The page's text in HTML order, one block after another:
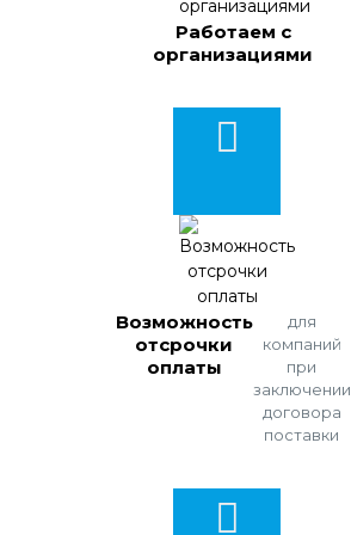
Работаем с
организациями
Возможность
отсрочки
оплаты
для
компаний
при
заключении
договора
поставки